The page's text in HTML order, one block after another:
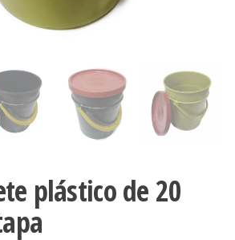
plástico de 20